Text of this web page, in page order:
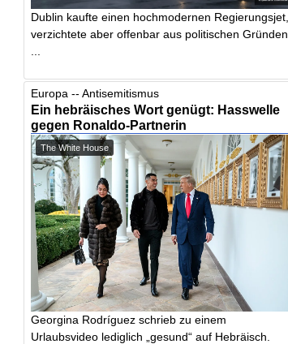
Dublin kaufte einen hochmodernen Regierungsjet,
verzichtete aber offenbar aus politischen Gründen
Europa -- Antisemitismus
Ein hebräisches Wort genügt: Hasswelle
gegen Ronaldo-Partnerin
The White House
Georgina Rodríguez schrieb zu einem
Urlaubsvideo lediglich „gesund“ auf Hebräisch.